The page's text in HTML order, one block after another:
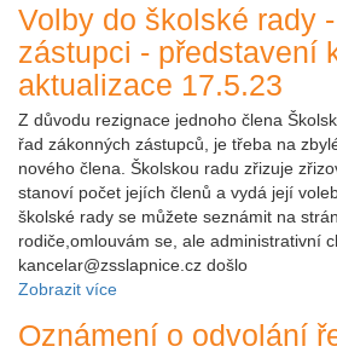
Volby do školské rady
zástupci - představení
aktualizace 17.5.23
Z důvodu rezignace jednoho člena
řad zákonných zástupců, je třeba na
nového člena. Školskou radu zřizuje
stanoví počet jejích členů a vydá její
školské rady se můžete seznámit na
rodiče,omlouvám se, ale administrativní
kancelar@zsslapnice.cz došlo
Zobrazit více
Oznámení o odvolání